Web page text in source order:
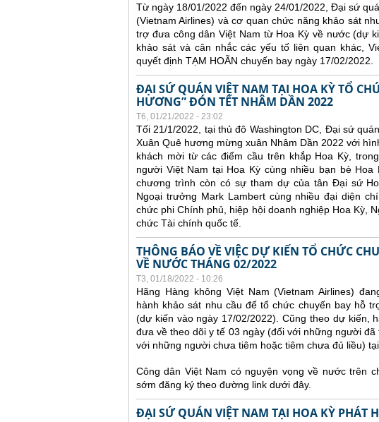
Từ ngày 18/01/2022 đến ngày 24/01/2022, Đại sứ
(Vietnam Airlines) và cơ quan chức năng khảo sát
trợ đưa công dân Việt Nam từ Hoa Kỳ về nước (dự
khảo sát và cân nhắc các yếu tố liên quan khác,
quyết định TẠM HOÃN chuyến bay ngày 17/02/2022.
ĐẠI SỨ QUÁN VIỆT NAM TẠI HOA KỲ TỔ
HƯƠNG” ĐÓN TẾT NHÂM DẦN 2022
T6, 01/21/2022 - 23:02
Tối 21/1/2022, tại thủ đô Washington DC, Đại sứ
Xuân Quê hương mừng xuân Nhâm Dần 2022 với
khách mời từ các điểm cầu trên khắp Hoa Kỳ,
người Việt Nam tại Hoa Kỳ cùng nhiều bạn bè
chương trình còn có sự tham dự của tân Đại sứ
Ngoại trưởng Mark Lambert cùng nhiều đại diện
chức phi Chính phủ, hiệp hội doanh nghiệp Hoa Kỳ,
chức Tài chính quốc tế.
THÔNG BÁO VỀ VIỆC DỰ KIẾN TỔ CHỨC
VỀ NƯỚC THÁNG 02/2022
T3, 01/18/2022 - 10:26
Hãng Hàng không Việt Nam (Vietnam Airlines)
hành khảo sát nhu cầu để tổ chức chuyến bay hỗ
(dự kiến vào ngày 17/02/2022).
Cũng theo dự kiến,
đưa về theo dõi y tế 03 ngày (đối với những người
với những người chưa tiêm hoặc tiêm chưa đủ liều)
Công dân Việt Nam có nguyện vọng về nước trên
sớm đăng ký theo đường link dưới đây.
ĐẠI SỨ QUÁN VIỆT NAM TẠI HOA KỲ PHÁT